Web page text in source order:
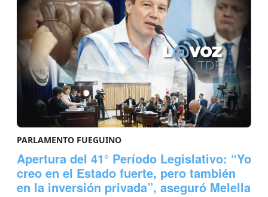
PARLAMENTO FUEGUINO
Apertura del 41° Período Legislativo: “Yo
creo en el Estado fuerte, pero también
en la inversión privada”, aseguró Melella